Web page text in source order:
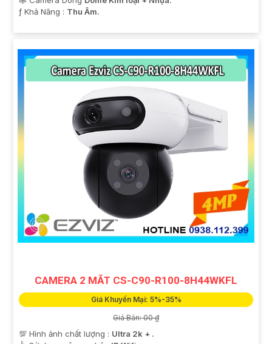
️ƒ Khả Năng : Thu Âm.
CAMERA 2 MẮT CS-C90-R100-8H44WKFL
Giá Khuyến Mại: 5%-35%
Giá Bán: 00 ₫
💯 Hình ảnh chất lượng : Ultra 2k + .